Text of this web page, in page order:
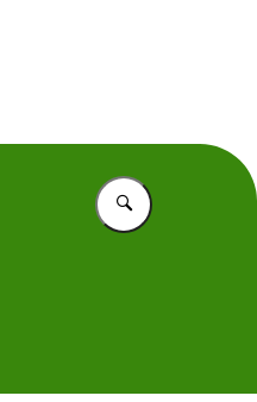
Vul in wat u